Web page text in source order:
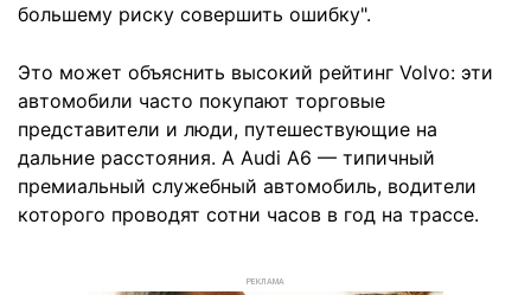
большему риску совершить ошибку".
Это может объяснить высокий рейтинг Volvo: эти
автомобили часто покупают торговые
представители и люди, путешествующие на
дальние расстояния. А Audi A6 — типичный
премиальный служебный автомобиль, водители
которого проводят сотни часов в год на трассе.
РЕКЛАМА